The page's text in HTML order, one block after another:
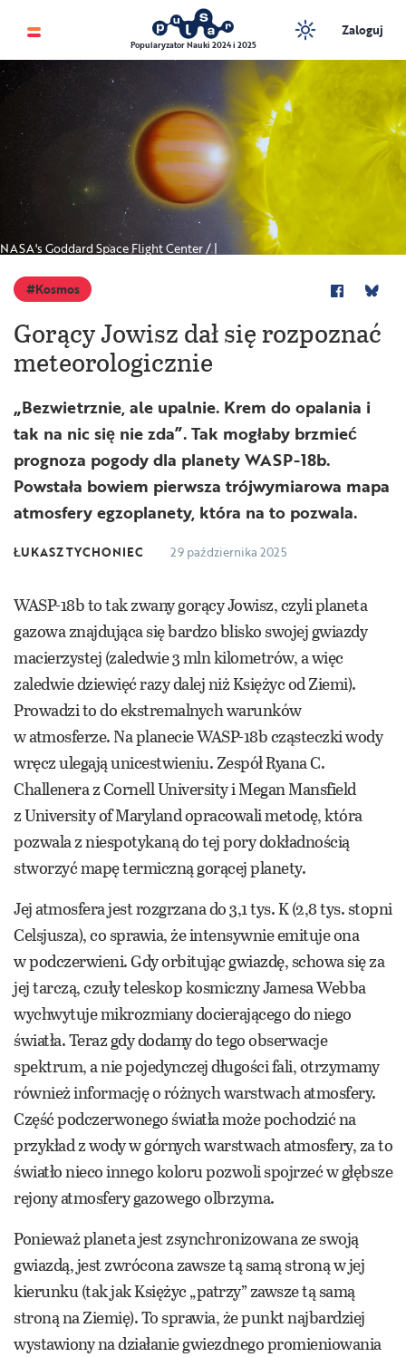
Popularyzator Nauki 2024 i 2025
Zaloguj
NASA's Goddard Space Flight Center / |
Kosmos
Gorący Jowisz dał się rozpoznać
meteorologicznie
„Bezwietrznie, ale upalnie. Krem do opalania i
tak na nic się nie zda”. Tak mogłaby brzmieć
prognoza pogody dla planety WASP-18b.
Powstała bowiem pierwsza trójwymiarowa mapa
atmosfery egzoplanety, która na to pozwala.
ŁUKASZ TYCHONIEC 29 października 2025
WASP-18b to tak zwany gorący Jowisz, czyli planeta
gazowa znajdująca się bardzo blisko swojej gwiazdy
macierzystej (zaledwie 3 mln kilometrów, a więc
zaledwie dziewięć razy dalej niż Księżyc od Ziemi).
Prowadzi to do ekstremalnych warunków
w atmosferze. Na planecie WASP-18b cząsteczki wody
wręcz ulegają unicestwieniu. Zespół Ryana C.
Challenera z Cornell University i Megan Mansfield
z University of Maryland opracowali metodę, która
pozwala z niespotykaną do tej pory dokładnością
stworzyć mapę termiczną gorącej planety.
Jej atmosfera jest rozgrzana do 3,1 tys. K (2,8 tys. stopni
Celsjusza), co sprawia, że intensywnie emituje ona
w podczerwieni. Gdy orbitując gwiazdę, schowa się za
jej tarczą, czuły teleskop kosmiczny Jamesa Webba
wychwytuje mikrozmiany docierającego do niego
światła. Teraz gdy dodamy do tego obserwacje
spektrum, a nie pojedynczej długości fali, otrzymamy
również informację o różnych warstwach atmosfery.
Część podczerwonego światła może pochodzić na
przykład z wody w górnych warstwach atmosfery, za to
światło nieco innego koloru pozwoli spojrzeć w głębsze
rejony atmosfery gazowego olbrzyma.
Ponieważ planeta jest zsynchronizowana ze swoją
gwiazdą, jest zwrócona zawsze tą samą stroną w jej
kierunku (tak jak Księżyc „patrzy” zawsze tą samą
stroną na Ziemię). To sprawia, że punkt najbardziej
wystawiony na działanie gwiezdnego promieniowania